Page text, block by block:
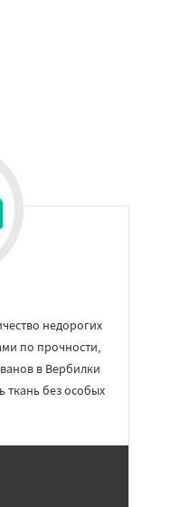
недорогих
по прочности,
в Вербилки
без особых